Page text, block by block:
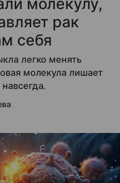
рак
себя
легко менять
молекула лишает